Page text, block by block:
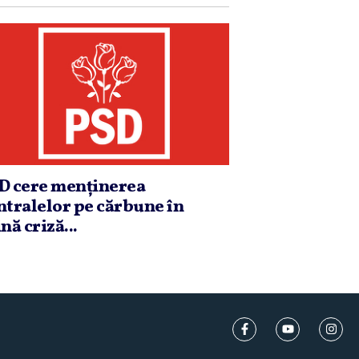
cere menţinerea
pe cărbune în
criză...